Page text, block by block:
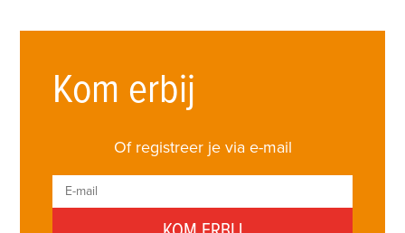
Kom erbij
Of registreer je via e-mail